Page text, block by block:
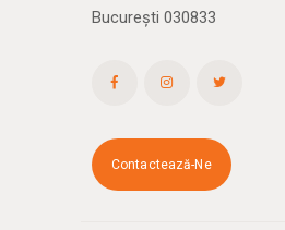
București 030833
Contactează-Ne